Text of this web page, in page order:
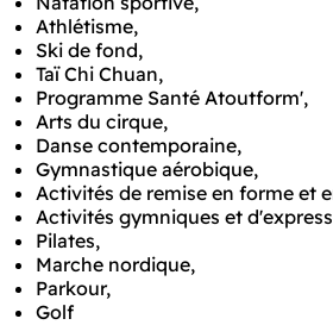
Athlétisme,
Ski de fond,
Taï Chi Chuan,
Programme Santé Atoutform',
Arts du cirque,
Danse contemporaine,
Gymnastique aérobique,
Activités de remise en forme et
Activités gymniques et
Pilates,
Marche nordique,
Parkour,
Golf